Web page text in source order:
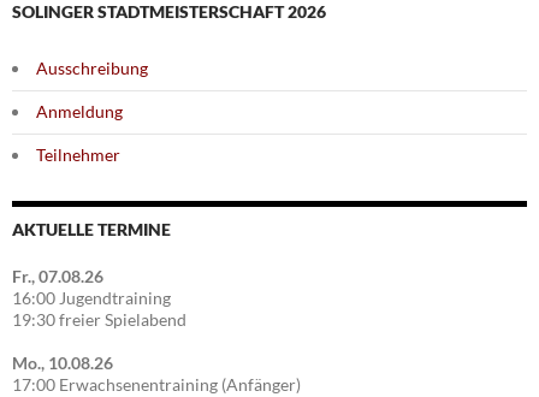
SOLINGER STADTMEISTERSCHAFT 2026
Ausschreibung
Anmeldung
Teilnehmer
AKTUELLE TERMINE
Fr., 07.08.26
16:00 Jugendtraining
19:30 freier Spielabend
Mo., 10.08.26
17:00 Erwachsenentraining (Anfänger)